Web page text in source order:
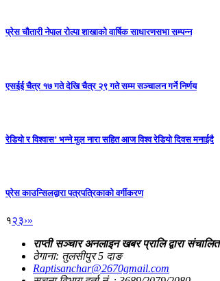
प्रेस चौतारी नेपाल रोल्पा शाखाको वार्षिक साधारणसभा सम्पन्न
एसईई चैत्र १७ गते देखि चैत्र २९ गते सम्म सञ्चालन गर्ने निर्णय
रेडियो र विश्वास’ भन्ने मुल नारा सहित आज विश्व रेडियो दिवस मनाईदै
प्रेस काउन्सिलद्वारा पत्रपत्रिकाको वर्गीकरण
१२३›»
राप्ती सञ्चार अनलाइन खबर प्रालि द्वारा संचालित
ठेगाना: तुलसीपुर 5 दाङ
Raptisanchar@2670gmail.com